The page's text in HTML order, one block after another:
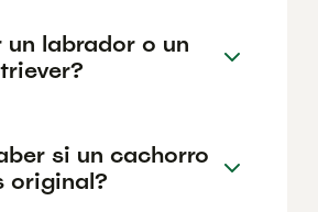
un labrador o un
si un cachorro
original?